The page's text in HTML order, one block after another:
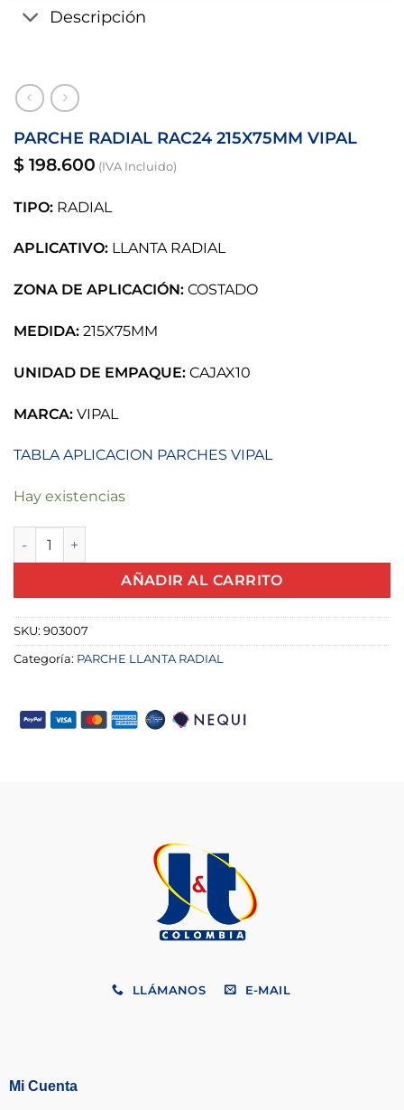
Descripción
PARCHE RADIAL RAC24 215X75MM VIPAL
$ 198.600 (IVA Incluido)
TIPO: RADIAL
APLICATIVO: LLANTA RADIAL
ZONA DE APLICACIÓN: COSTADO
MEDIDA: 215X75MM
UNIDAD DE EMPAQUE: CAJAX10
MARCA: VIPAL
TABLA APLICACION PARCHES VIPAL
Hay existencias
PARCHE RADIAL RAC24 215X75MM VIPAL cantidad
AÑADIR AL CARRITO
SKU: 903007
Categoría: PARCHE LLANTA RADIAL
LLÁMANOS E-MAIL
Mi Cuenta